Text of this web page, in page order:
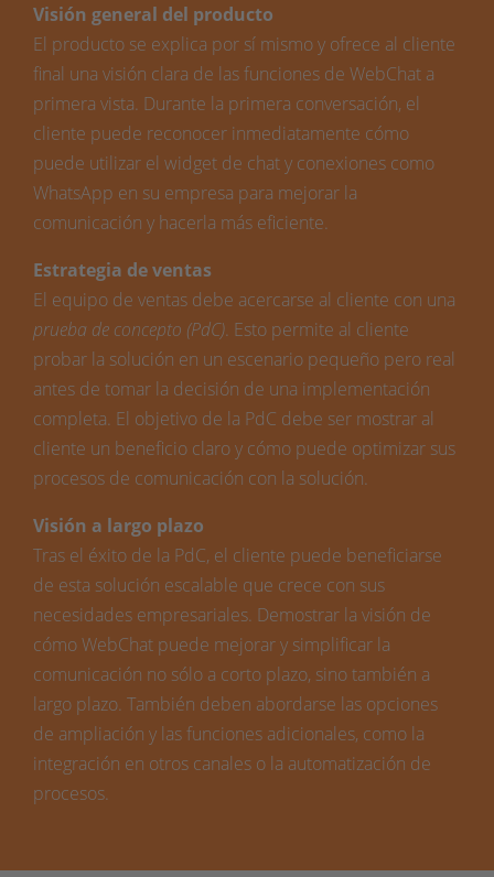
Visión general del producto
El producto se explica por sí mismo y ofrece al cliente
final una visión clara de las funciones de WebChat a
primera vista. Durante la primera conversación, el
cliente puede reconocer inmediatamente cómo
puede utilizar el widget de chat y conexiones como
WhatsApp en su empresa para mejorar la
comunicación y hacerla más eficiente.
Estrategia de ventas
El equipo de ventas debe acercarse al cliente con una
prueba de concepto (PdC). Esto permite al cliente
probar la solución en un escenario pequeño pero real
antes de tomar la decisión de una implementación
completa. El objetivo de la PdC debe ser mostrar al
cliente un beneficio claro y cómo puede optimizar sus
procesos de comunicación con la solución.
Visión a largo plazo
Tras el éxito de la PdC, el cliente puede beneficiarse
de esta solución escalable que crece con sus
necesidades empresariales. Demostrar la visión de
cómo WebChat puede mejorar y simplificar la
comunicación no sólo a corto plazo, sino también a
largo plazo. También deben abordarse las opciones
de ampliación y las funciones adicionales, como la
integración en otros canales o la automatización de
procesos.